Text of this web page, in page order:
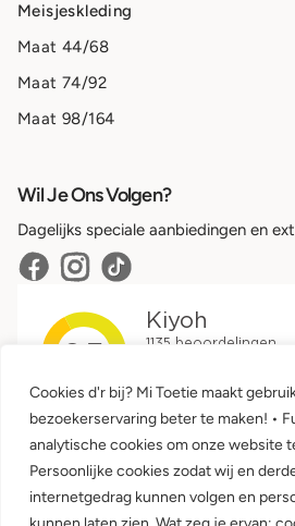
Cookies d'r bij? Mi Toetie maakt
bezoekerservaring beter te maken! •
analytische cookies om onze website
Persoonlijke cookies zodat wij en
internetgedrag kunnen volgen en
Meisjeskleding
Maat 44/68
Maat 74/92
Maat 98/164
Wil Je Ons Volgen?
Dagelijks speciale aanbiedingen en